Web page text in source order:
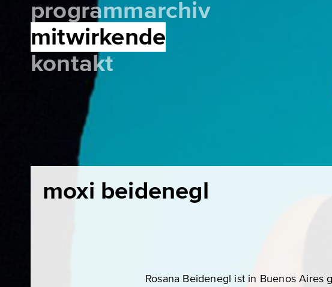
programmarchiv
mitwirkende
kontakt
moxi beidenegl
Rosana Beidenegl ist in Buenos